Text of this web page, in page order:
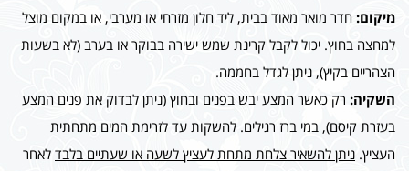
מיקום: חדר מואר מאוד בבית, ליד חלון מזרחי או מערבי, או במקום מוצל
למחצה בחוץ. יכול לקבל קרינת שמש ישירה בבוקר או בערב (לא בשעות
הצהריים בקיץ), ניתן לגדל בחממה.
השקיה: רק כאשר המצע יבש בפנים ובחוץ (ניתן לבדוק את פנים המצע
בעזרת קיסם), במי ברז רגילים. להשקות עד לזרימת המים מתחתית
העציץ. ניתן להשאיר צלחת מתחת לעציץ לשעה או שעתיים בלבד לאחר